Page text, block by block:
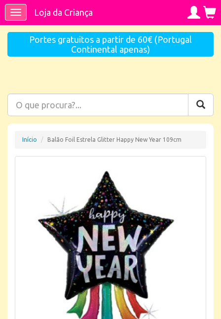
ToggleLoja da Criança
Portes gratuitos a partir de 60€ (Portugal
Continental apenas)
Início Balão Foil Estrela Glitter Happy New Year 109cm